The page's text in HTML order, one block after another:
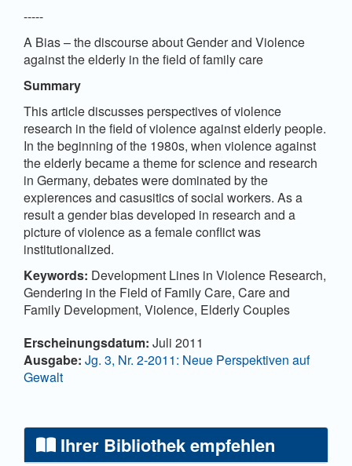
-----
A Bias – the discourse about Gender and Violence
against the elderly in the field of family care
Summary
This article discusses perspectives of violence
research in the field of violence against elderly people.
In the beginning of the 1980s, when violence against
the elderly became a theme for science and research
in Germany, debates were dominated by the
expierences and casusitics of social workers. As a
result a gender bias developed in research and a
picture of violence as a female conflict was
institutionalized.
Keywords: Development Lines in Violence Research,
Gendering in the Field of Family Care, Care and
Family Development, Violence, Elderly Couples
Artikel-Details
Erscheinungsdatum: Juli 2011
Ausgabe: Jg. 3, Nr. 2-2011: Neue Perspektiven auf
Gewalt
Ihrer Bibliothek empfehlen